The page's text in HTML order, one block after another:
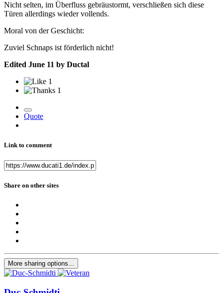
Nicht selten, im Überfluss gebräustormt, verschließen sich diese
Türen allerdings wieder vollends.
Moral von der Geschicht:
Zuviel Schnaps ist förderlich nicht!
Edited June 11 by Ductal
1
1
Quote
Link to comment
Share on other sites
More sharing options...